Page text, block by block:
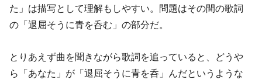
た」は描写として理解もしやすい。問題はその間の歌詞
の「退屈そうに青を呑む」の部分だ。
とりあえず曲を聞きながら歌詞を追っていると、どうや
ら「あなた」が「退屈そうに青を呑」んだというような